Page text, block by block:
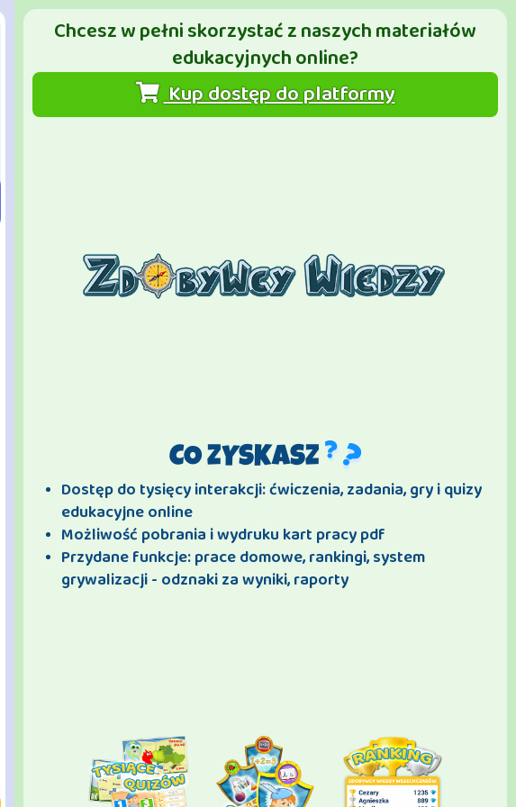
Chcesz w pełni skorzystać z naszych materiałów
edukacyjnych online?
Kup dostęp do platformy
CO ZYSKASZ
Dostęp do tysięcy interakcji: ćwiczenia, zadania, gry i quizy
edukacyjne online
Możliwość pobrania i wydruku kart pracy pdf
Przydane funkcje: prace domowe, rankingi, system
grywalizacji - odznaki za wyniki, raporty